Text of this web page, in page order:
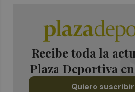
Recibe toda la
Plaza Deportiva
Quiero